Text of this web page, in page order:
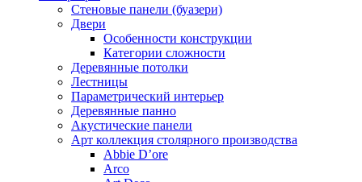
Стеновые панели (буазери)
Двери
Особенности конструкции
Категории сложности
Деревянные потолки
Лестницы
Параметрический интерьер
Деревянные панно
Акустические панели
Арт коллекция столярного производства
Abbie D’ore
Arco